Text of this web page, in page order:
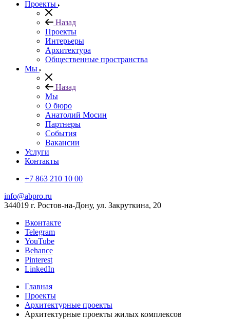
Проекты
Назад
Проекты
Интерьеры
Архитектура
Общественные пространства
Мы
Назад
Мы
О бюро
Анатолий Мосин
Партнеры
События
Вакансии
Услуги
Контакты
+7 863 210 10 00
info@abpro.ru
344019 г. Ростов-на-Дону, ул. Закруткина, 20
Вконтакте
Telegram
YouTube
Behance
Pinterest
LinkedIn
Главная
Проекты
Архитектурные проекты
Архитектурные проекты жилых комплексов